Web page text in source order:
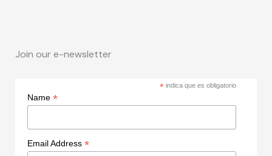
Join our e-newsletter
* indica que es obligatorio
Name *
Email Address *